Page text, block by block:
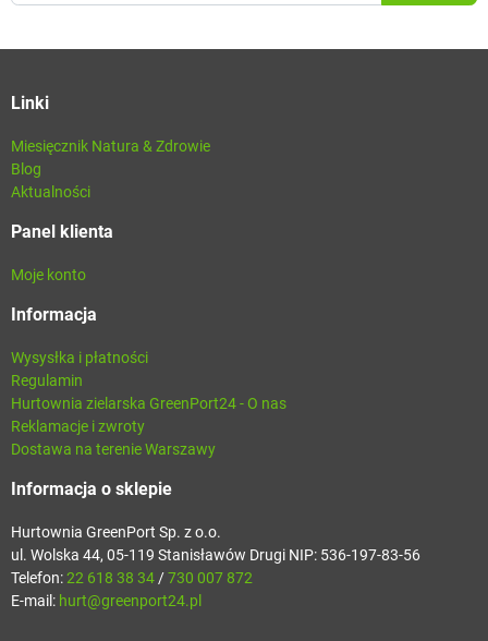
Linki
Miesięcznik Natura & Zdrowie
Blog
Aktualności
Panel klienta
Moje konto
Informacja
Wysysłka i płatności
Regulamin
Hurtownia zielarska GreenPort24 - O nas
Reklamacje i zwroty
Dostawa na terenie Warszawy
Informacja o sklepie
Hurtownia GreenPort Sp. z o.o.
ul. Wolska 44, 05-119 Stanisławów Drugi NIP: 536-197-83-56
Telefon:22 618 38 34 /730 007 872
E-mail: hurt@greenport24.pl